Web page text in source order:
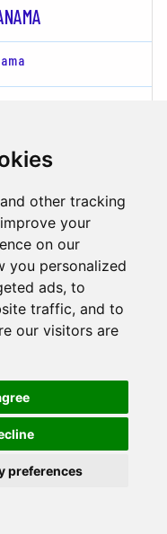
other tracking
your
on our
you personalized
ads, to
traffic, and to
our visitors are
preferences
Sur demande
Park Arenal Volcano